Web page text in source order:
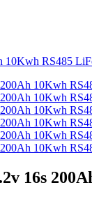
16s